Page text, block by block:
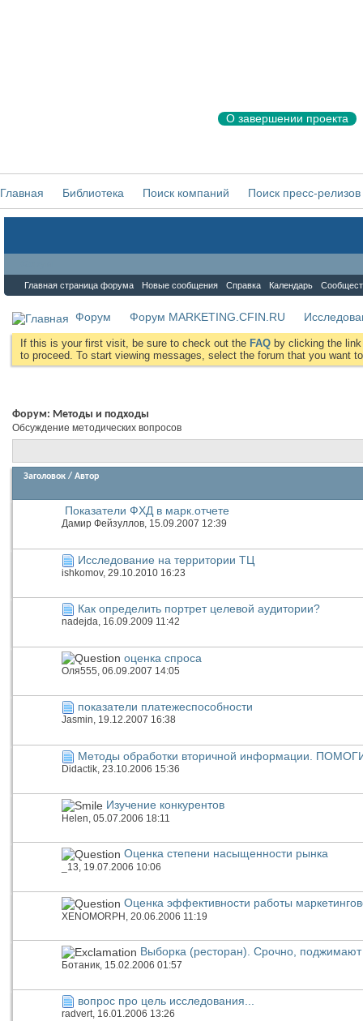
О завершении проекта
Главная Библиотека Поиск компаний Поиск пресс-релизов
Главная страница форума Новые сообщения Справка Календарь
Форум Форум MARKETING.CFIN.RU
If this is your first visit, be sure to check out the FAQ by clicking the
to proceed. To start viewing messages, select the forum that you want
Форум: Методы и подходы
Обсуждение методических вопросов
Заголовок / Автор
Показатели ФХД в марк.отчете
Дамир Фейзуллов, 15.09.2007 12:39
Исследование на территории ТЦ
ishkomov, 29.10.2010 16:23
Как определить портрет целевой аудитории?
nadejda, 16.09.2009 11:42
оценка спроса
Оля555, 06.09.2007 14:05
показатели платежеспособности
Jasmin, 19.12.2007 16:38
Методы обработки вторичной информации.
Didactik, 23.10.2006 15:36
Изучение конкурентов
Helen , 05.07.2006 18:11
Оценка степени насыщенности рынка
_13, 19.07.2006 10:06
Оценка эффективности работы
XENOMORPH , 20.06.2006 11:19
Выборка (ресторан). Срочно, поджимают
Ботаник, 15.02.2006 01:57
вопрос про цель исследования...
radvert, 16.01.2006 13:26